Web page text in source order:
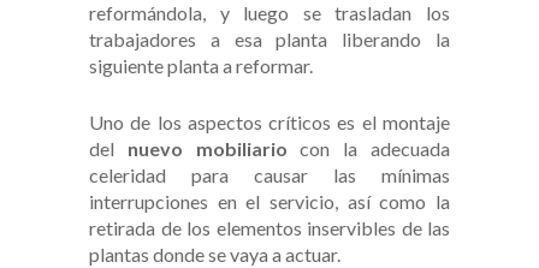
reformándola, y luego se trasladan los
trabajadores a esa planta liberando la
siguiente planta a reformar.
Uno de los aspectos críticos es el montaje
del nuevo mobiliario con la adecuada
celeridad para causar las mínimas
interrupciones en el servicio, así como la
retirada de los elementos inservibles de las
plantas donde se vaya a actuar.